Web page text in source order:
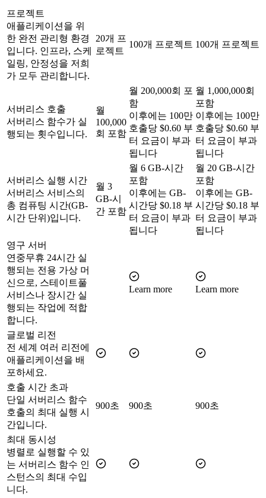
프로젝트
애플리케이션을 위
한 완전 관리형 환경
입니다. 인프라, 스케
일링, 안정성을 저희
가 모두 관리합니다.
20개 프
로젝트
100개 프로젝트 100개 프로젝트
서버리스 호출
서버리스 함수가 실
행되는 횟수입니다.
월
100,000
회 포함
월 200,000회 포
함
이후에는 100만
호출당 $0.60 부
터 요금이 부과
됩니다
월 1,000,000회
포함
이후에는 100만
호출당 $0.60 부
터 요금이 부과
됩니다
서버리스 실행 시간
서버리스 서비스의
총 컴퓨팅 시간(GB-
시간 단위)입니다.
월 3
GB-시
간 포함
월 6 GB-시간
포함
이후에는 GB-
시간당 $0.18 부
터 요금이 부과
됩니다
월 20 GB-시간
포함
이후에는 GB-
시간당 $0.18 부
터 요금이 부과
됩니다
영구 서버
연중무휴 24시간 실
행되는 전용 가상 머
신으로, 스테이트풀
서비스나 장시간 실
행되는 작업에 적합
합니다.
Learn more Learn more
글로벌 리전
전 세계 여러 리전에
애플리케이션을 배
포하세요.
호출 시간 초과
단일 서버리스 함수
호출의 최대 실행 시
간입니다.
900초 900초 900초
최대 동시성
병렬로 실행할 수 있
는 서버리스 함수 인
스턴스의 최대 수입
니다.